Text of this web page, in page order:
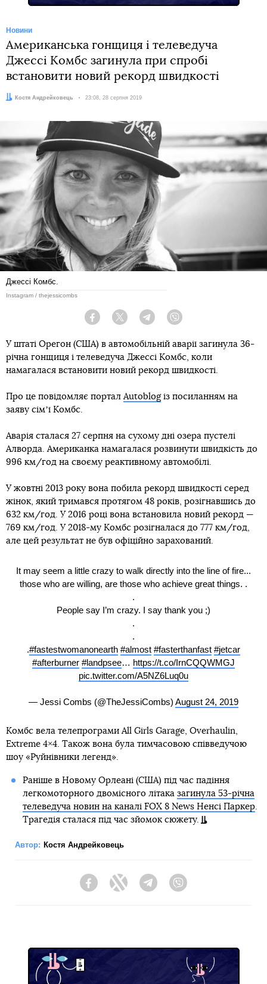
Новини
Американська гонщиця і телеведуча
Джессі Комбс загинула при спробі
встановити новий рекорд швидкості
Автор:Костя Андрейковець Дата:
23:08, 28 серпня 2019
Джессі Комбс.
Instagram / thejessicombs
Facebook Twitter Telegram
У штаті Орегон (США) в автомобільній аварії загинула 36-
річна гонщиця і телеведуча Джессі Комбс, коли
намагалася встановити новий рекорд швидкості.
Про це повідомляє порталAutoblogіз посиланням на
заяву сімʼї Комбс.
Аварія сталася 27 серпня на сухому дні озера пустелі
Алворда. Американка намагалася розвинути швидкість до
996 км/год на своєму реактивному автомобілі.
У жовтні 2013 року вона побила рекорд швидкості серед
жінок, який тримався протягом 48 років, розігнавшись до
632 км/год. У 2016 році вона встановила новий рекорд —
769 км/год. У 2018-му Комбс розігналася до 777 км/год,
але цей результат не був офіційно зарахований.
It may seem a little crazy to walk directly into the line of fire...
those who are willing, are those who achieve great things. .
.
People say I’m crazy. I say thank you ;)
.
.
.#fastestwomanonearth #almost #fasterthanfast #jetcar
#afterburner #landpsee… https://t.co/IrnCQQWMGJ
pic.twitter.com/A5NZ6Luq0u
— Jessi Combs (@TheJessiCombs) August 24, 2019
Комбс вела телепрограми All Girls Garage, Overhaulin,
Extreme 4×4. Також вона була тимчасовою співведучою
шоу «Руйнівники легенд».
Раніше в Новому Орлеані (США) під час падіння
легкомоторного двомісного літака загинула 53-річна
телеведуча новин на каналі FOX 8 News Ненсі Паркер.
Трагедія сталася під час зйомок сюжету.
Автор: Костя Андрейковець
FacebookTwitter Telegram